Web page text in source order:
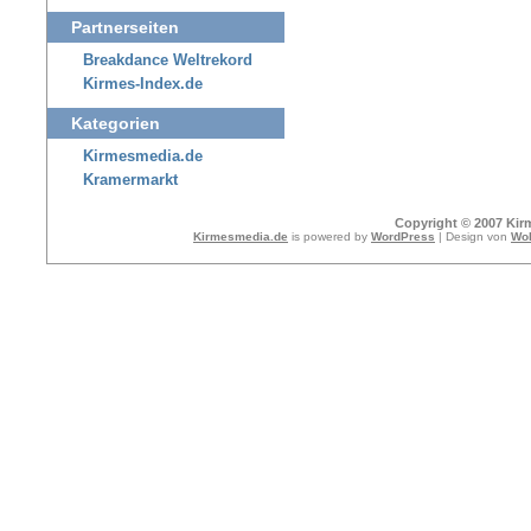
Partnerseiten
Breakdance Weltrekord
Kirmes-Index.de
Kategorien
Kirmesmedia.de
Kramermarkt
Copyright © 2007
Kirmesmedia.de is powered by WordPress | Design von